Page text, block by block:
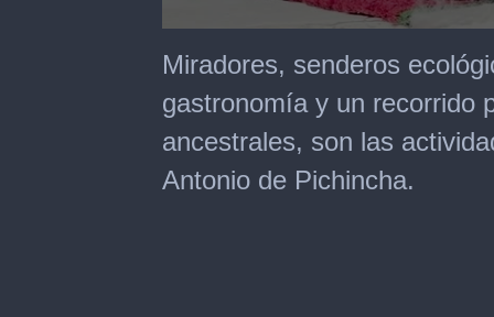
seconds
of
minutes,
1
second
Miradores, senderos
gastronomía y un recorrido
ancestrales, son las
Antonio de Pichincha.